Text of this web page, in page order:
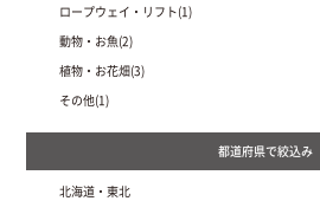
ロープウェイ・リフト(1)
動物・お魚(2)
植物・お花畑(3)
その他(1)
北海道・東北